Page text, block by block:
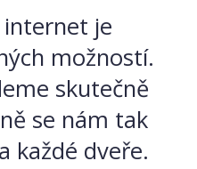
internet je
možností.
skutečně
se nám tak
každé dveře.